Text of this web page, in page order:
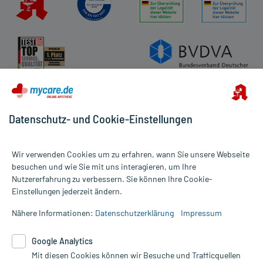
Alle Preise gelten inkl. MwSt., ggf. zzgl. Versandkosten
Informationen auf dieser Website werden ausschließlich für
die Untersuchung und Behandlung durch einen Arzt. Bitte
Therapien eingeleitet werden können. | Diese Webseite benutzt
Google Analytics. Lesen Sie bitte dazu die wichtigen Hinweise in
Datenschutz- und Cookie-Einstellungen
Wir verwenden Cookies um zu erfahren, wann Sie unsere Webseite
besuchen und wie Sie mit uns interagieren, um Ihre
Nutzererfahrung zu verbessern. Sie können Ihre Cookie-
Einstellungen jederzeit ändern.
Nähere Informationen: Datenschutzerklärung Impressum
Google Analytics
Mit diesen Cookies können wir Besuche und Trafficquellen